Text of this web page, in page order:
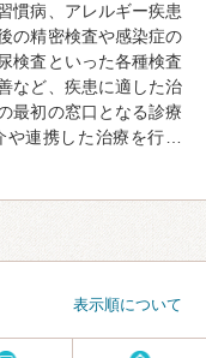
慣病、アレルギー疾患
の精密検査や感染症の
検査といった各種検査
など、疾患に適した治
最初の窓口となる診療
連携した治療を行…
表示順について